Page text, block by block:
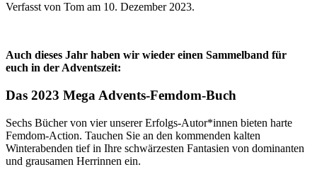
Verfasst von Tom am 10. Dezember 2023.
Auch dieses Jahr haben wir wieder einen Sammelband für
euch in der Adventszeit:
Das 2023 Mega Advents-Femdom-Buch
Sechs Bücher von vier unserer Erfolgs-Autor*innen bieten harte
Femdom-Action. Tauchen Sie an den kommenden kalten
Winterabenden tief in Ihre schwärzesten Fantasien von dominanten
und grausamen Herrinnen ein.